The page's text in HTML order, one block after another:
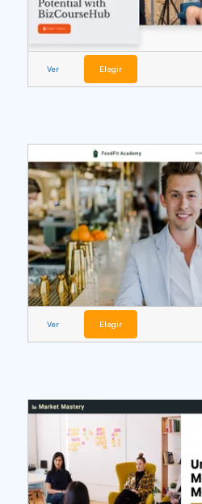
Ver Elegir
Ver Elegir